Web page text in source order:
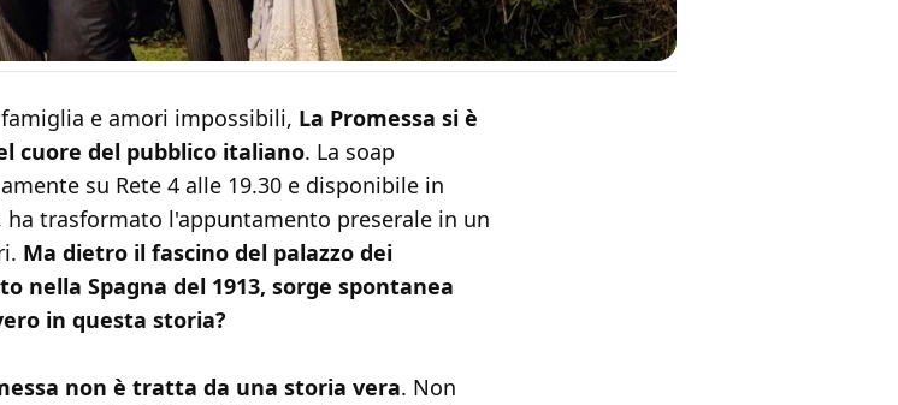
e amori impossibili, La Promessa si è
cuore del pubblico italiano. La soap
su Rete 4 alle 19.30 e disponibile in
trasformato l'appuntamento preserale in un
Ma dietro il fascino del palazzo dei
nella Spagna del 1913, sorge spontanea
in questa storia?
non è tratta da una storia vera. Non